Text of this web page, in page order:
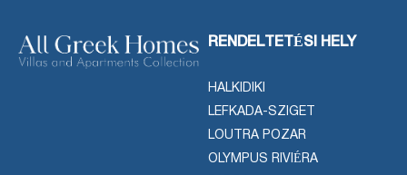
RENDELTETÉSI HELY
HALKIDIKI
LEFKADA-SZIGET
LOUTRA POZAR
OLYMPUS RIVIÉRA